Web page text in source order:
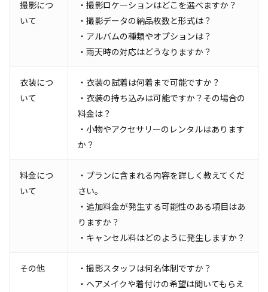
撮影につ
いて
・撮影ロケーションはどこを選べますか？
・撮影データの納品枚数と形式は？
・アルバムの種類やオプションは？
・雨天時の対応はどうなりますか？
衣装につ
いて
・衣装の試着は何着まで可能ですか？
・衣装の持ち込みは可能ですか？その場合の
料金は？
・小物やアクセサリーのレンタルはあります
か？
料金につ
いて
・プランに含まれる内容を詳しく教えてくだ
さい。
・追加料金が発生する可能性のある項目はあ
りますか？
・キャンセル料はどのように発生しますか？
その他
・撮影スタッフは何名体制ですか？
・ヘアメイクや着付けの希望は聞いてもらえ